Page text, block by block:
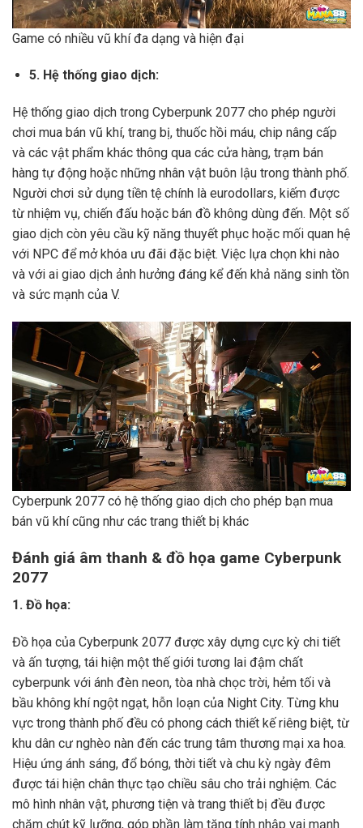
Game có nhiều vũ khí đa dạng và hiện đại
5. Hệ thống giao dịch:
Hệ thống giao dịch trong Cyberpunk 2077 cho phép người
chơi mua bán vũ khí, trang bị, thuốc hồi máu, chip nâng cấp
và các vật phẩm khác thông qua các cửa hàng, trạm bán
hàng tự động hoặc những nhân vật buôn lậu trong thành phố.
Người chơi sử dụng tiền tệ chính là eurodollars, kiếm được
từ nhiệm vụ, chiến đấu hoặc bán đồ không dùng đến. Một số
giao dịch còn yêu cầu kỹ năng thuyết phục hoặc mối quan hệ
với NPC để mở khóa ưu đãi đặc biệt. Việc lựa chọn khi nào
và với ai giao dịch ảnh hưởng đáng kể đến khả năng sinh tồn
và sức mạnh của V.
Cyberpunk 2077 có hệ thống giao dịch cho phép bạn mua
bán vũ khí cũng như các trang thiết bị khác
Đánh giá âm thanh & đồ họa game Cyberpunk
2077
1. Đồ họa:
Đồ họa của Cyberpunk 2077 được xây dựng cực kỳ chi tiết
và ấn tượng, tái hiện một thế giới tương lai đậm chất
cyberpunk với ánh đèn neon, tòa nhà chọc trời, hẻm tối và
bầu không khí ngột ngạt, hỗn loạn của Night City. Từng khu
vực trong thành phố đều có phong cách thiết kế riêng biệt, từ
khu dân cư nghèo nàn đến các trung tâm thương mại xa hoa.
Hiệu ứng ánh sáng, đổ bóng, thời tiết và chu kỳ ngày đêm
được tái hiện chân thực tạo chiều sâu cho trải nghiệm. Các
mô hình nhân vật, phương tiện và trang thiết bị đều được
chăm chút kỹ lưỡng, góp phần làm tăng tính nhập vai mạnh